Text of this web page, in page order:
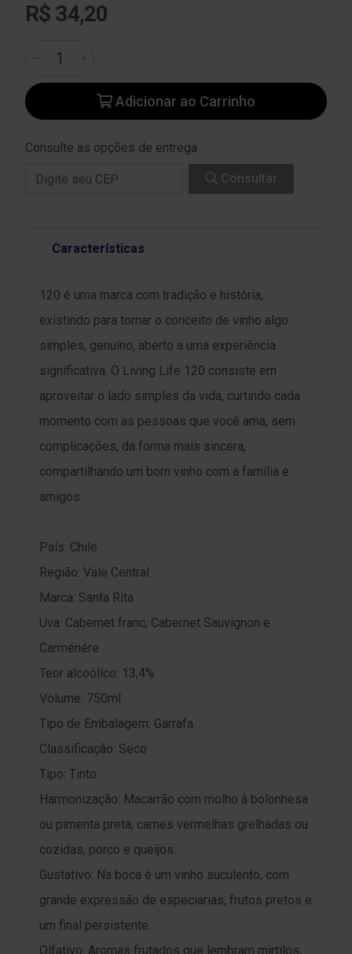
R$ 34,20
Adicionar ao Carrinho
Consulte as opções de entrega
Consultar
Características
120 é uma marca com tradição e história,
existindo para tornar o conceito de vinho algo
simples, genuíno, aberto a uma experiência
significativa. O Living Life 120 consiste em
aproveitar o lado simples da vida, curtindo cada
momento com as pessoas que você ama, sem
complicações, da forma mais sincera,
compartilhando um bom vinho com a família e
amigos.
País: Chile
Região: Vale Central
Marca: Santa Rita
Uva: Cabernet franc, Cabernet Sauvignon e
Carménére
Teor alcoólico: 13,4%
Volume: 750ml
Tipo de Embalagem: Garrafa
Classificação: Seco
Tipo: Tinto
Harmonização: Macarrão com molho à bolonhesa
ou pimenta preta, carnes vermelhas grelhadas ou
cozidas, porco e queijos.
Gustativo: Na boca é um vinho suculento, com
grande expressão de especiarias, frutos pretos e
um final persistente.
Olfativo: Aromas frutados que lembram mirtilos,